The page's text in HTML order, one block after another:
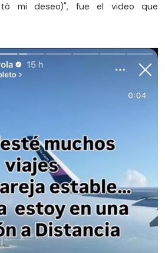
mi deseo)", fue el video que